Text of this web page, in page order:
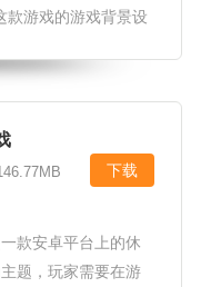
款游戏的游戏背景设
中，玩家需要操作机
各
下载
款安卓平台上的休
题，玩家需要在游